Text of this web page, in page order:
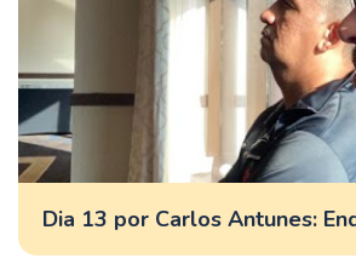
Dia 13 por Carlos Antunes: